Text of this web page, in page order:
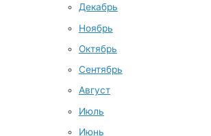
Декабрь
Ноябрь
Октябрь
Сентябрь
Август
Июль
Июнь